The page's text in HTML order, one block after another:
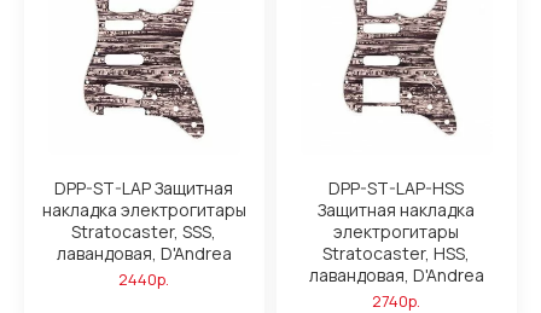
DPP-ST-LAP Защитная
накладка электрогитары
Stratocaster, SSS,
лавандовая, D'Andrea
2440р.
DPP-ST-LAP-HSS
Защитная накладка
электрогитары
Stratocaster, HSS,
лавандовая, D'Andrea
2740р.